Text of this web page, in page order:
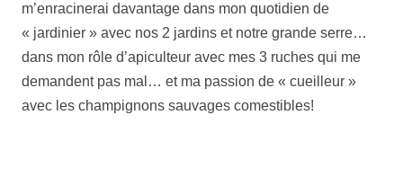
m’enracinerai davantage dans mon quotidien de
« jardinier » avec nos 2 jardins et notre grande serre…
dans mon rôle d’apiculteur avec mes 3 ruches qui me
demandent pas mal… et ma passion de « cueilleur »
avec les champignons sauvages comestibles!